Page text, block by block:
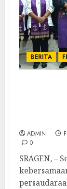
BERITA
ADMIN
0
SRAGEN, –